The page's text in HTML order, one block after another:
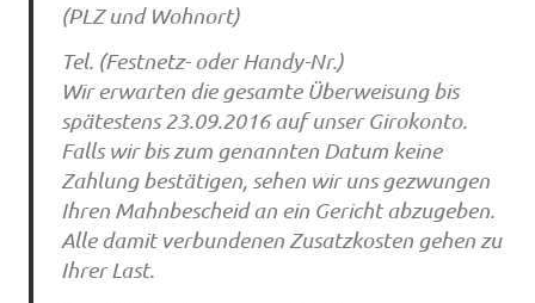
(PLZ und Wohnort)
Tel. (Festnetz- oder Handy-Nr.)
Wir erwarten die gesamte Überweisung bis
spätestens 23.09.2016 auf unser Girokonto.
Falls wir bis zum genannten Datum keine
Zahlung bestätigen, sehen wir uns gezwungen
Ihren Mahnbescheid an ein Gericht abzugeben.
Alle damit verbundenen Zusatzkosten gehen zu
Ihrer Last.